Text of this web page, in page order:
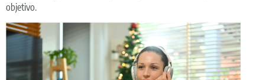
objetivo.